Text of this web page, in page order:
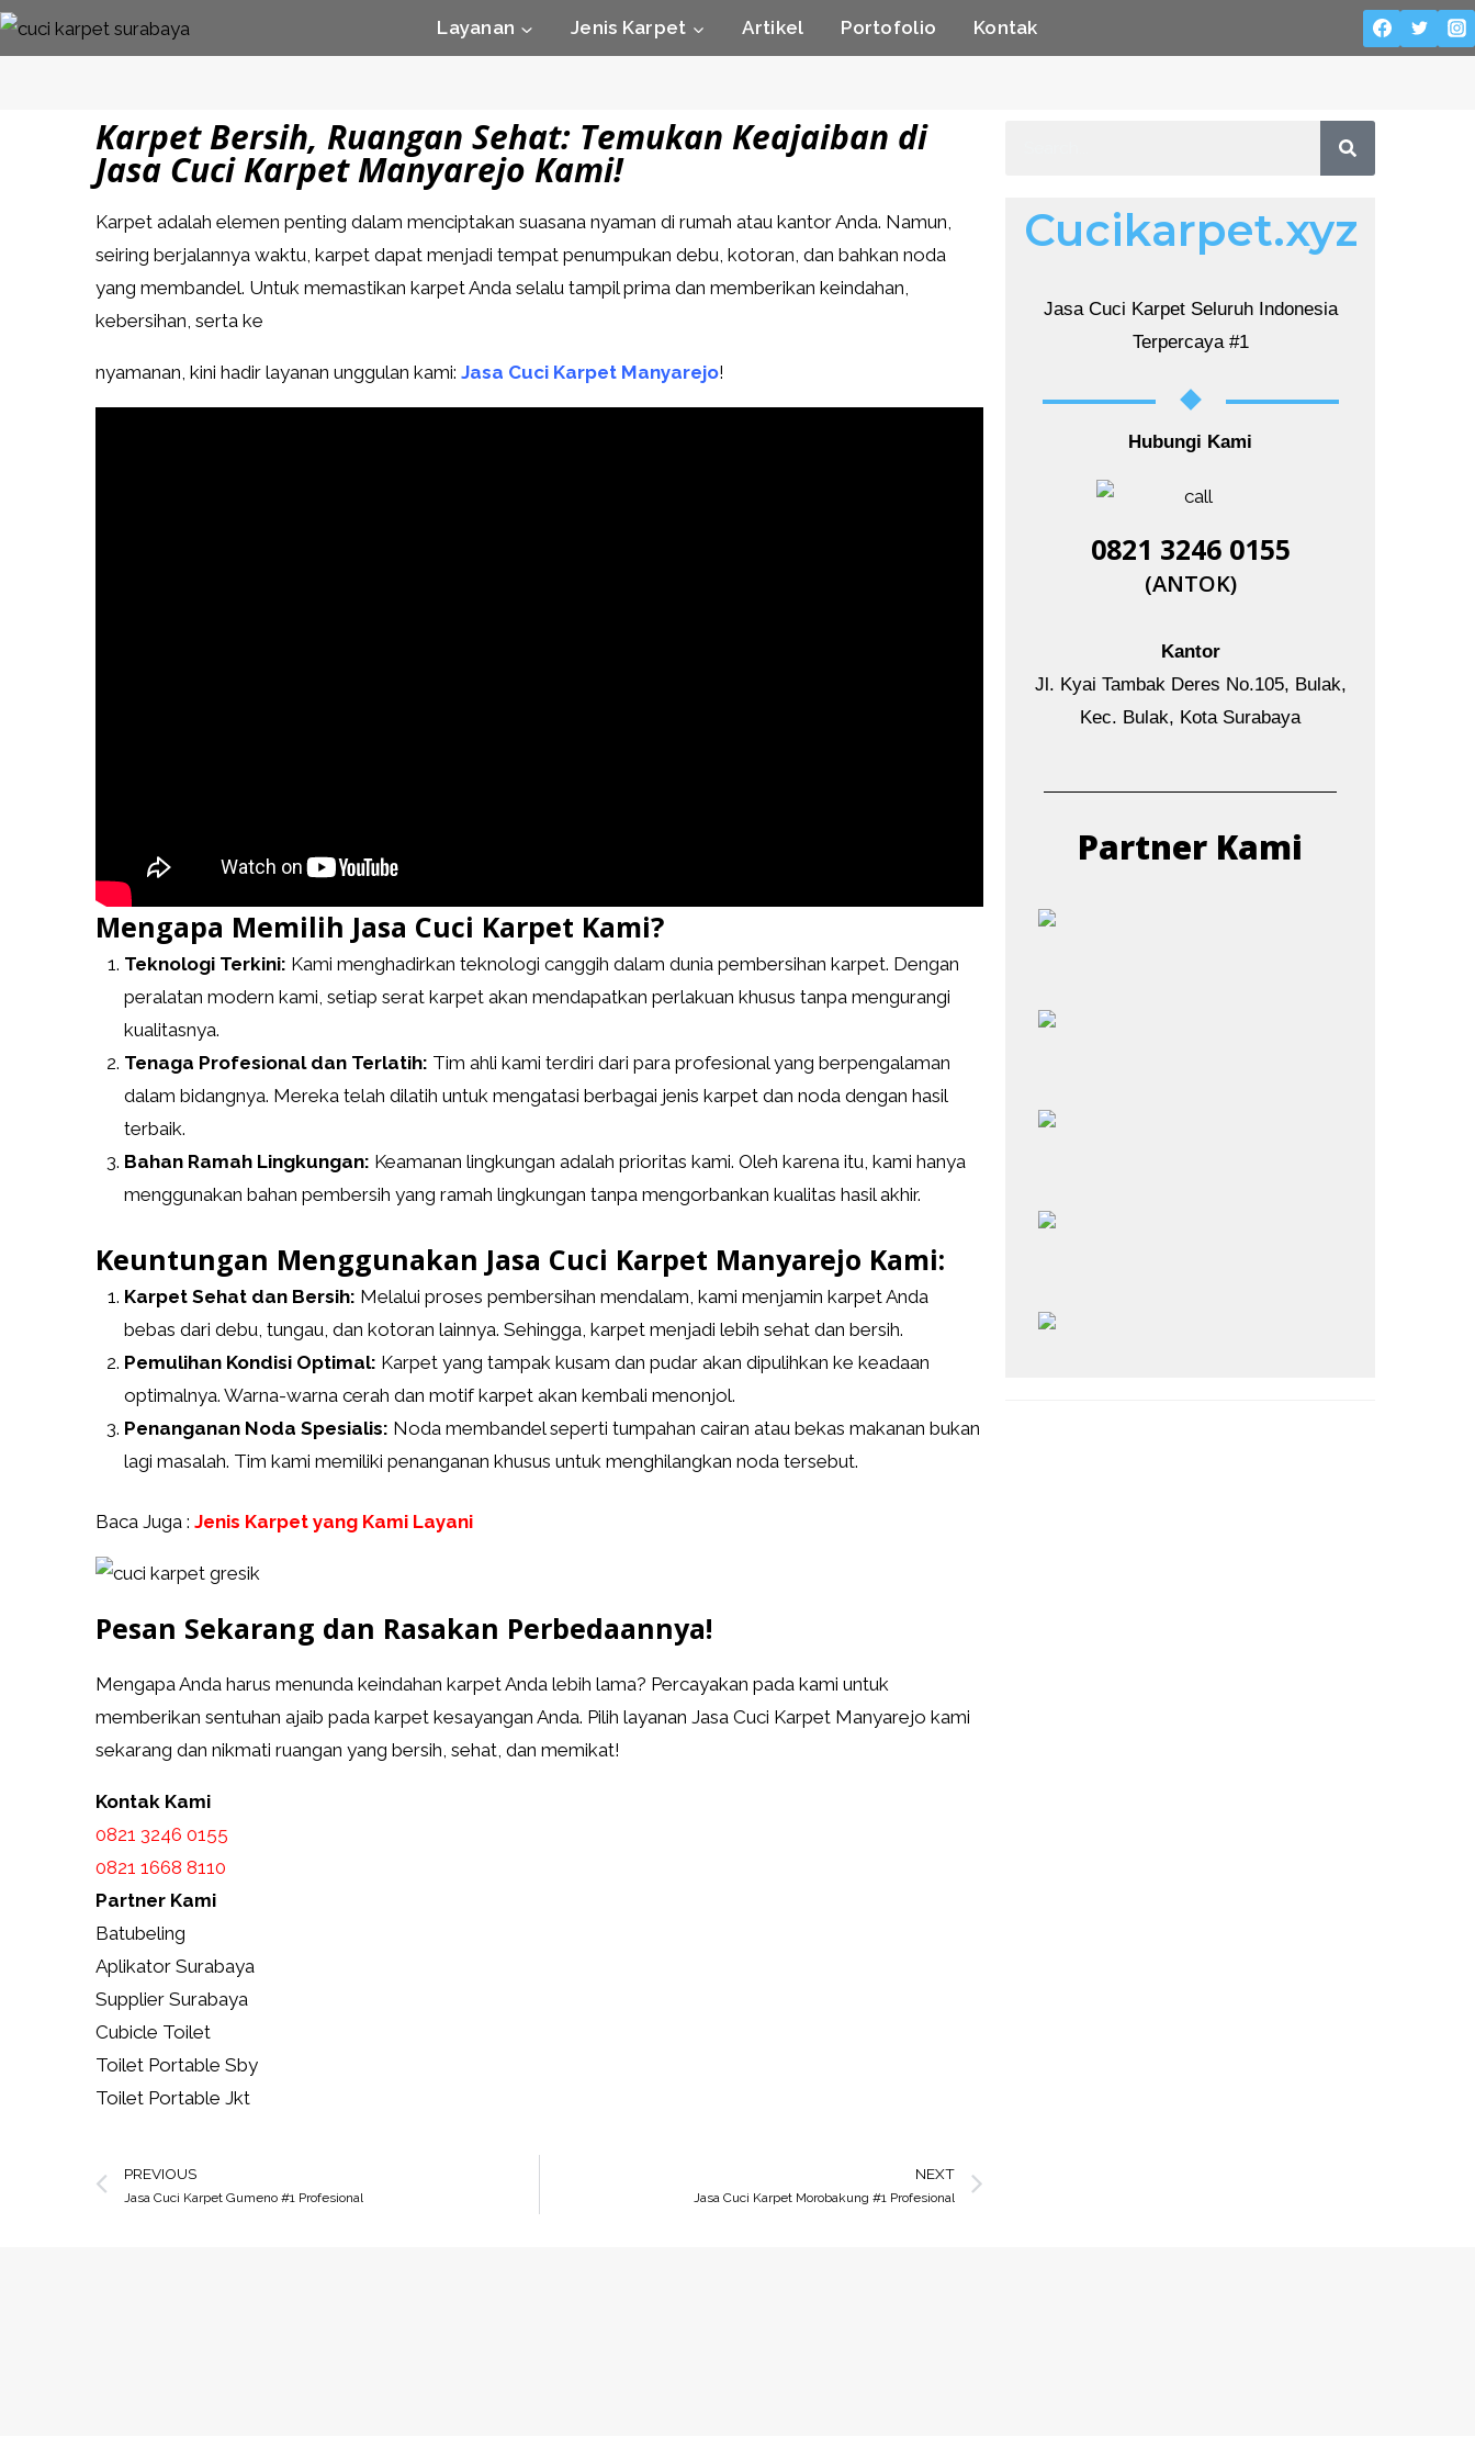
Layanan Jenis Karpet Artikel Portofolio Kontak
Karpet Bersih, Ruangan Sehat: Temukan Keajaiban di
Jasa Cuci Karpet Manyarejo Kami!
Karpet adalah elemen penting dalam menciptakan suasana nyaman di rumah atau kantor Anda. Namun,
seiring berjalannya waktu, karpet dapat menjadi tempat penumpukan debu, kotoran, dan bahkan noda
yang membandel. Untuk memastikan karpet Anda selalu tampil prima dan memberikan keindahan,
kebersihan, serta ke
nyamanan, kini hadir layanan unggulan kami: Jasa Cuci Karpet Manyarejo!
Mengapa Memilih Jasa Cuci Karpet Kami?
Teknologi Terkini: Kami menghadirkan teknologi canggih dalam dunia pembersihan karpet. Dengan
peralatan modern kami, setiap serat karpet akan mendapatkan perlakuan khusus tanpa mengurangi
kualitasnya.
Tenaga Profesional dan Terlatih: Tim ahli kami terdiri dari para profesional yang berpengalaman
dalam bidangnya. Mereka telah dilatih untuk mengatasi berbagai jenis karpet dan noda dengan hasil
terbaik.
Bahan Ramah Lingkungan: Keamanan lingkungan adalah prioritas kami. Oleh karena itu, kami hanya
menggunakan bahan pembersih yang ramah lingkungan tanpa mengorbankan kualitas hasil akhir.
Keuntungan Menggunakan Jasa Cuci Karpet Manyarejo Kami:
Karpet Sehat dan Bersih: Melalui proses pembersihan mendalam, kami menjamin karpet Anda
bebas dari debu, tungau, dan kotoran lainnya. Sehingga, karpet menjadi lebih sehat dan bersih.
Pemulihan Kondisi Optimal: Karpet yang tampak kusam dan pudar akan dipulihkan ke keadaan
optimalnya. Warna-warna cerah dan motif karpet akan kembali menonjol.
Penanganan Noda Spesialis: Noda membandel seperti tumpahan cairan atau bekas makanan bukan
lagi masalah. Tim kami memiliki penanganan khusus untuk menghilangkan noda tersebut.
Baca Juga : Jenis Karpet yang Kami Layani
Pesan Sekarang dan Rasakan Perbedaannya!
Mengapa Anda harus menunda keindahan karpet Anda lebih lama? Percayakan pada kami untuk
memberikan sentuhan ajaib pada karpet kesayangan Anda. Pilih layanan Jasa Cuci Karpet Manyarejo kami
sekarang dan nikmati ruangan yang bersih, sehat, dan memikat!
Kontak Kami
0821 3246 0155​
0821 1668 8110
Partner Kami
Batubeling
Aplikator Surabaya
Supplier Surabaya
Cubicle Toilet
Toilet Portable Sby
Toilet Portable Jkt
PREVIOUS
Jasa Cuci Karpet Gumeno #1 Profesional
NEXT
Jasa Cuci Karpet Morobakung #1 Profesional
Cucikarpet.xyz
Jasa Cuci Karpet Seluruh Indonesia
Terpercaya #1
Hubungi Kami
0821 3246 0155​
(ANTOK)
Kantor
Jl. Kyai Tambak Deres No.105, Bulak,
Kec. Bulak, Kota Surabaya
Partner Kami